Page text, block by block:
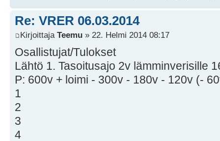
Re: VRER 06.03.2014
Kirjoittaja Teemu » 22. Helmi 2014 08:17
Osallistujat/Tulokset
Lähtö 1. Tasoitusajo 2v lämminverisille
P: 600v + loimi - 300v - 180v - 120v (-
1
2
3
4